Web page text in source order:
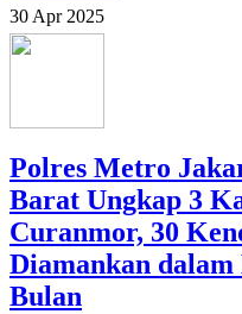
30 Apr 2025
Polres Metro
Barat Ungkap 3
Curanmor, 30
Diamankan dalam
Bulan